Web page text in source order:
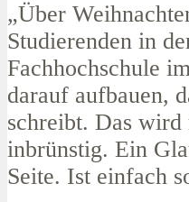
„Über
Studierenden in
Fachhochschule
darauf aufbauen,
schreibt. Das wird
inbrünstig. Ein
Seite. Ist einfach